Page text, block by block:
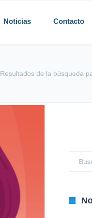
Noticias Contacto
Resultados de la búsqueda